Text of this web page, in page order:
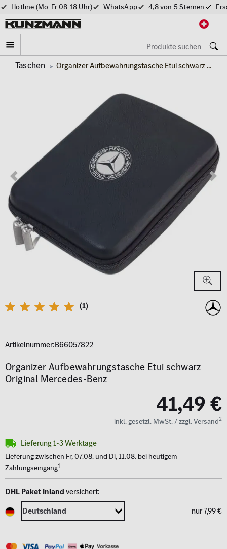
Hotline (Mo-Fr 08-18 Uhr) WhatsApp 4,8 von 5 Sternen
Taschen Organizer Aufbewahrungstasche Etui schwarz Original Mercedes-Benz
(1)
Artikelnummer:B66057822
Organizer Aufbewahrungstasche Etui schwarz
Original Mercedes-Benz
41,49 €
inkl. gesetzl. MwSt. / zzgl. Versand2
Lieferung 1-3 Werktage
Lieferung zwischen Fr, 07.08. und Di, 11.08. bei heutigem
Zahlungseingang1
DHL Paket Inlandversichert:
nur 7,99 €